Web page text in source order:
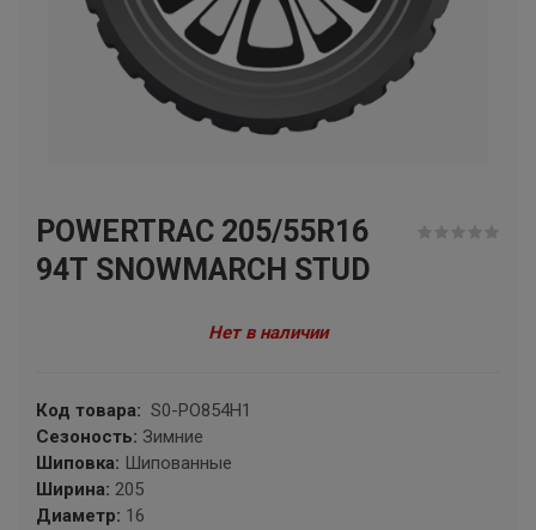
ROADSTONE
GENERAL (ГРУППА CONTINENTAL)
SAILUN
LANDSAIL
RAZI
APLUS
POWERTRAC 205/55R16
94Т SNOWMARCH STUD
Нет в наличии
Код товара: S0-PO854H1
Сезоность: Зимние
Шиповка: Шипованные
Ширина: 205
Диаметр: 16